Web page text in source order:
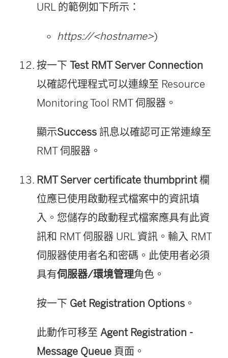
URL 的範例如下所示：
https://<hostname>)
按一下 Test RMT Server Connection
以確認代理程式可以連線至 Resource
Monitoring Tool RMT 伺服器。
顯示Success 訊息以確認可正常連線至
RMT 伺服器。
RMT Server certificate thumbprint欄
位應已使用啟動程式檔案中的資訊填
入。您儲存的啟動程式檔案應具有此資
訊和 RMT 伺服器 URL 資訊。輸入 RMT
伺服器使用者名和密碼。此使用者必須
具有伺服器/環境管理角色。
按一下 Get Registration Options 。
此動作可移至 Agent Registration -
Message Queue 頁面。